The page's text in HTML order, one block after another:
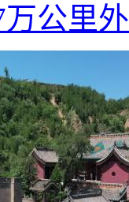
公里